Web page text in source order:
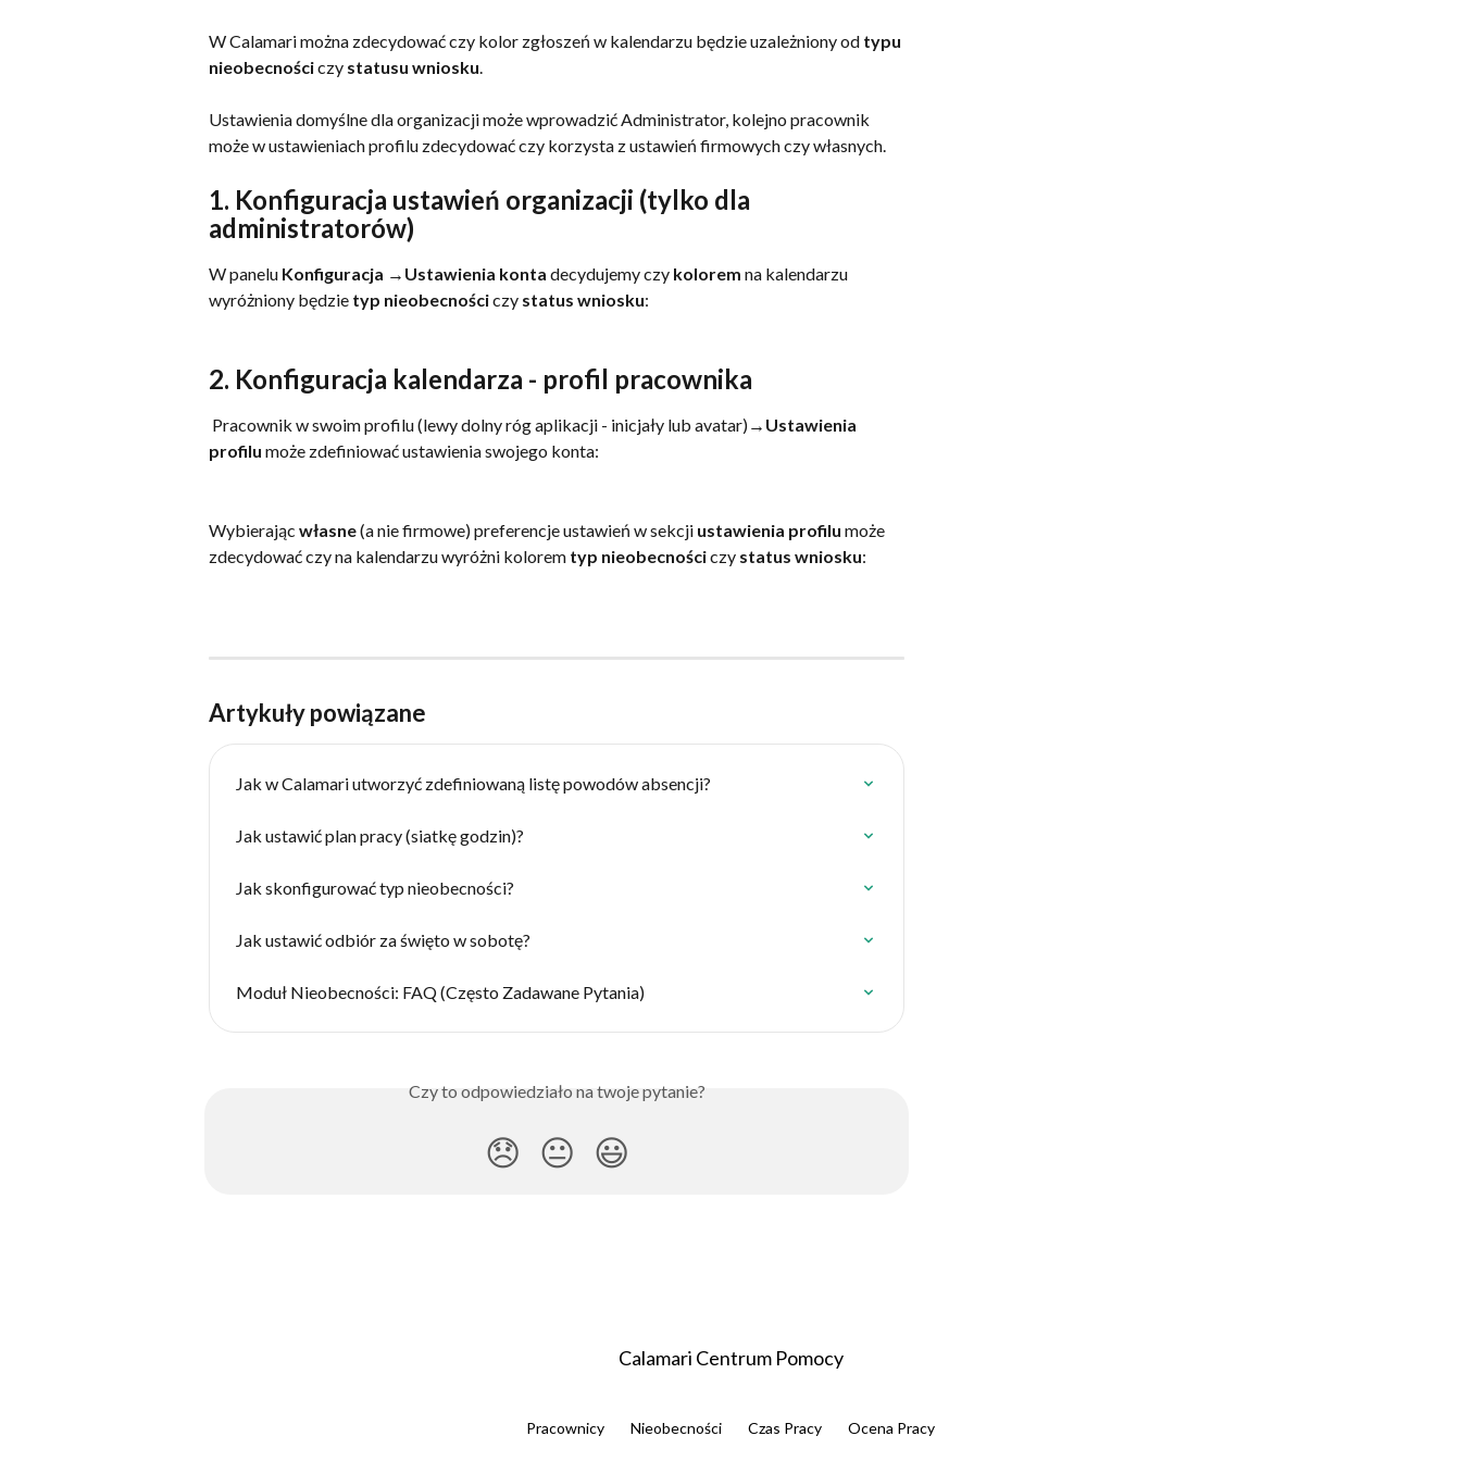
W Calamari można zdecydować czy kolor zgłoszeń w kalendarzu będzie uzależniony od typu
nieobecności czy statusu wniosku.
Ustawienia domyślne dla organizacji może wprowadzić Administrator, kolejno pracownik
może w ustawieniach profilu zdecydować czy korzysta z ustawień firmowych czy własnych.
1. Konfiguracja ustawień organizacji (tylko dla
administratorów)
W panelu Konfiguracja →Ustawienia konta decydujemy czy kolorem na kalendarzu
wyróżniony będzie typ nieobecności czy status wniosku:
2. Konfiguracja kalendarza - profil pracownika
Pracownik w swoim profilu (lewy dolny róg aplikacji - inicjały lub avatar)→ Ustawienia
profilu może zdefiniować ustawienia swojego konta:
Wybierając własne (a nie firmowe) preferencje ustawień w sekcji ustawienia profilu może
zdecydować czy na kalendarzu wyróżni kolorem typ nieobecności czy status wniosku:
Artykuły powiązane
Jak w Calamari utworzyć zdefiniowaną listę powodów absencji?
Jak ustawić plan pracy (siatkę godzin)?
Jak skonfigurować typ nieobecności?
Jak ustawić odbiór za święto w sobotę?
Moduł Nieobecności: FAQ (Często Zadawane Pytania)
Czy to odpowiedziało na twoje pytanie?
😞 😐 😃
Calamari Centrum Pomocy
Pracownicy Nieobecności Czas Pracy Ocena Pracy